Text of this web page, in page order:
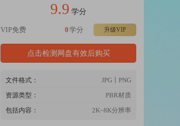
9.9 学分
VIP免费 升级VIP
0学分
点击检测网盘有效后购买
文件格式：
JPG丨PNG
资源类型：
PBR材质
包括内容：
2K~8K分辨率